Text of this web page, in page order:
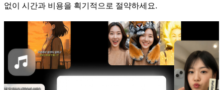
없이 시간과 비용을 획기적으로 절약하세요.